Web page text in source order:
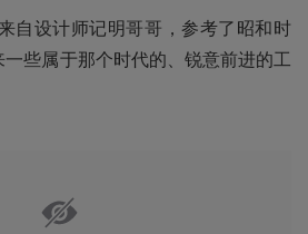
自设计师记明哥哥，参考了昭和时
些属于那个时代的、锐意前进的工